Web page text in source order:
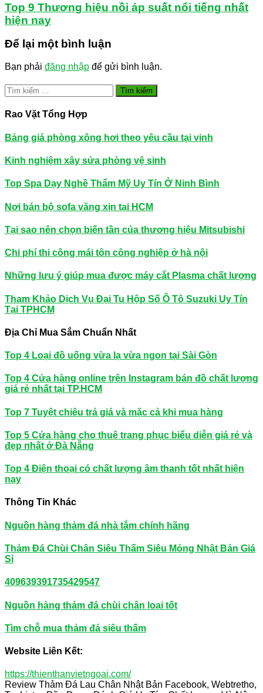
Top 9 Thương hiệu nồi áp suất nổi tiếng nhất
hiện nay
Để lại một bình luận
Bạn phải đăng nhập để gửi bình luận.
Tìm
kiếm
cho:
Rao Vặt Tổng Hợp
Bảng giá phòng xông hơi theo yêu cầu tại vinh
Kinh nghiệm xây sửa phòng vệ sinh
Top Spa Dạy Nghề Thẩm Mỹ Uy Tín Ở Ninh Bình
Nơi bán bộ sofa văng xịn tại HCM
Tại sao nên chọn biến tần của thương hiệu Mitsubishi
Chi phí thi công mái tôn công nghiệp ở hà nội
Những lưu ý giúp mua được máy cắt Plasma chất lượng
Tham Khảo Dịch Vụ Đại Tu Hộp Số Ô Tô Suzuki Uy Tín
Tại TPHCM
Địa Chỉ Mua Sắm Chuẩn Nhất
Top 4 Loại đồ uống vừa lạ vừa ngon tại Sài Gòn
Top 4 Cửa hàng online trên Instagram bán đồ chất lượng
giá rẻ nhất tại TP.HCM
Top 7 Tuyệt chiêu trả giá và mặc cả khi mua hàng
Top 5 Cửa hàng cho thuê trang phục biểu diễn giá rẻ và
đẹp nhất ở Đà Nẵng
Top 4 Điện thoại có chất lượng âm thanh tốt nhất hiện
nay
Thông Tin Khác
Nguồn hàng thảm đá nhà tắm chính hãng
Thảm Đá Chùi Chân Siêu Thấm Siêu Mỏng Nhật Bản Giá
Sỉ
409639391735429547
Nguồn hàng thảm đá chùi chân loại tốt
Tìm chỗ mua thảm đá siêu thấm
Website Liên Kết:
https://thienthanvietngoai.com/
Review Thảm Đá Lau Chân Nhật Bản Facebook, Webtretho,